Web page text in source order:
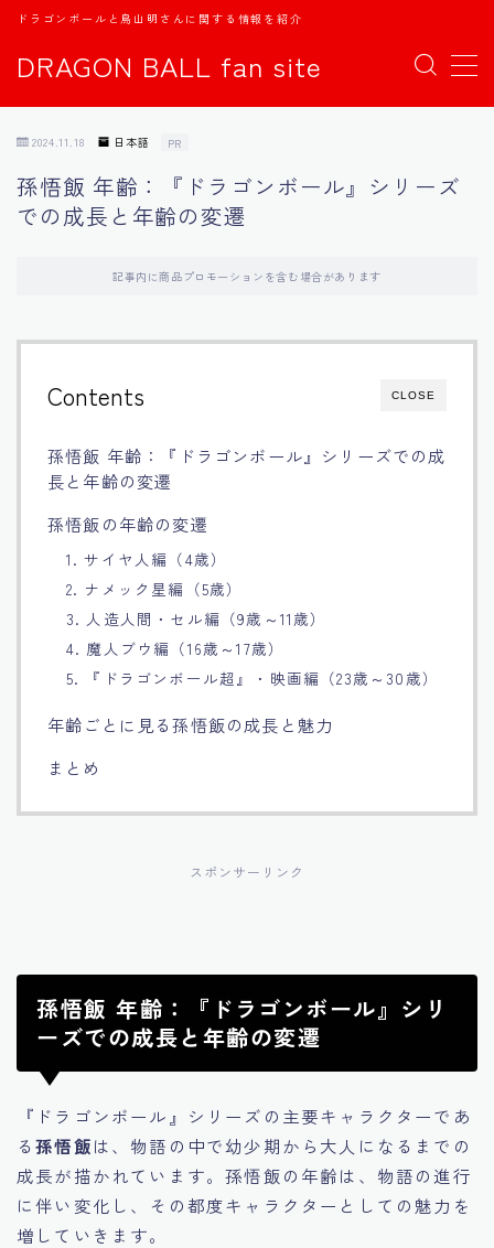
DRAGON BALL fan site
ドラゴンボールと鳥山明さんに関する情報を紹介
MENU
日本語
中文
Español
اللغة العربية
Français
Bahasa Indonesia
Português
2024.11.18 日本語 PR
孫悟飯 年齢：『ドラゴンボール』シリーズ
での成長と年齢の変遷
記事内に商品プロモーションを含む場合があります
CLOSE
Contents
孫悟飯 年齢：『ドラゴンボール』シリーズでの成
長と年齢の変遷
孫悟飯の年齢の変遷
1. サイヤ人編（4歳）
2. ナメック星編（5歳）
3. 人造人間・セル編（9歳～11歳）
4. 魔人ブウ編（16歳～17歳）
5. 『ドラゴンボール超』・映画編（23歳～30歳）
年齢ごとに見る孫悟飯の成長と魅力
まとめ
スポンサーリンク
孫悟飯 年齢：『ドラゴンボール』シリ
ーズでの成長と年齢の変遷
『ドラゴンボール』シリーズの主要キャラクターであ
る孫悟飯は、物語の中で幼少期から大人になるまでの
成長が描かれています。孫悟飯の年齢は、物語の進行
に伴い変化し、その都度キャラクターとしての魅力を
増していきます。